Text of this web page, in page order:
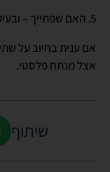
5. האם שפתייך – ובעיקר העליונה – נעשות דקות יותר ויותר?
אם ענית בחיוב על
אצל מנתח פלסטי.
שיתוף